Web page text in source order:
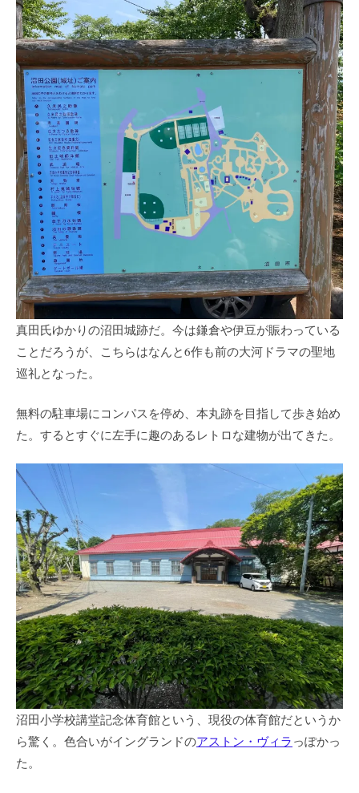
真田氏ゆかりの沼田城跡だ。今は鎌倉や伊豆が賑わっている
ことだろうが、こちらはなんと6作も前の大河ドラマの聖地
巡礼となった。
無料の駐車場にコンパスを停め、本丸跡を目指して歩き始め
た。するとすぐに左手に趣のあるレトロな建物が出てきた。
沼田小学校講堂記念体育館という、現役の体育館だというか
ら驚く。色合いがイングランドのアストン・ヴィラ っぽかっ
た。